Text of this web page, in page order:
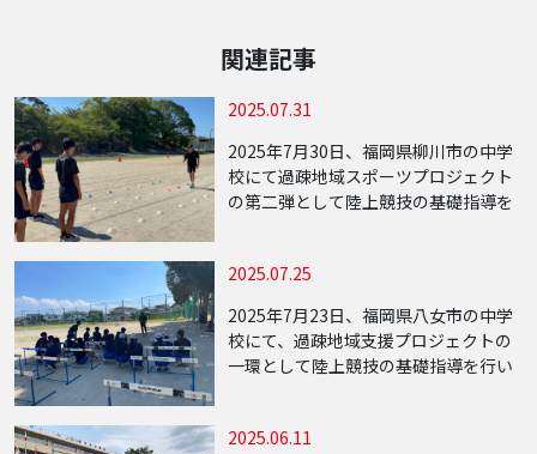
関連記事
2025.07.31
2025年7月30日、福岡県柳川市の中学
校にて過疎地域スポーツプロジェクト
の第二弾として陸上競技の基礎指導を
の基本動作に加え、運動の基礎となる
2025.07.25
2025年7月23日、福岡県八女市の中学
校にて、過疎地域支援プロジェクトの
一環として陸上競技の基礎指導を行い
に、陸上競技を楽しむ体験プログラム
2025.06.11